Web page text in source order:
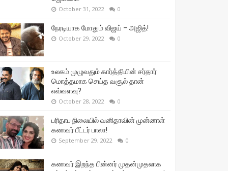
October 31, 2022 0
நேரடியாக மோதும் விஜய் – அஜித்!
October 29, 2022 0
உலகம் முழுவதும் கார்த்தியின் சர்தார்
மொத்தமாக செய்த வசூல் தான்
எவ்வளவு?
October 28, 2022 0
பரிதாப நிலையில் வனிதாவின் முன்னாள்
கணவர் பீட்டர் பாலா!
September 29, 2022 0
கணவர் இறந்த பின்னர் முதன்முதலாக